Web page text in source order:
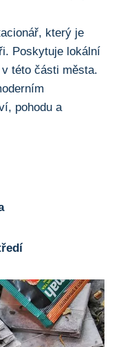
který je
Poskytuje lokální
této části města.
pohodu a